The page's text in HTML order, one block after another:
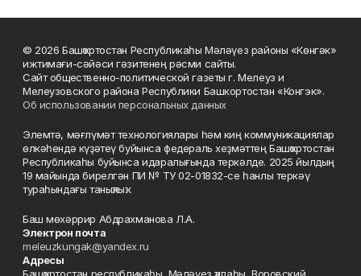
© 2026 Башҡортостан Республикаһы Мәләүез районы «Көнгәк»
ижтимағи-сәйәси гәзитенең рәсми сайты.
Сайт общественно-политической газеты г. Мелеуз и
Мелеузовского района Республики Башкортостан «Конгэк».
Об использовании персональных данных
Элемтә, мәғлүмәт технологиялары һәм киң коммуникациялар
өлкәһендә күҙәтеү буйынса федераль хеҙмәттең Башҡортостан
Республикаһы буйынса идаралығында теркәлде. 2025 йылдың
19 майында бирелгән ПИ № ТУ 02-01832-се һанлы теркәү
тураһындағы таныҡлыҡ.
Баш мөхәррир Абдрахманова Л.А.
Электрон почта
meleuzkungak@yandex.ru
Адресы